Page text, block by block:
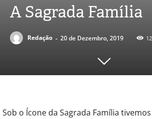
A Sagrada Família
Redação - 20 de Dezembro, 2019
Sob o Ícone da Sagrada Família